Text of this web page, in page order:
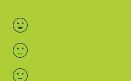
Bewertung auswählen